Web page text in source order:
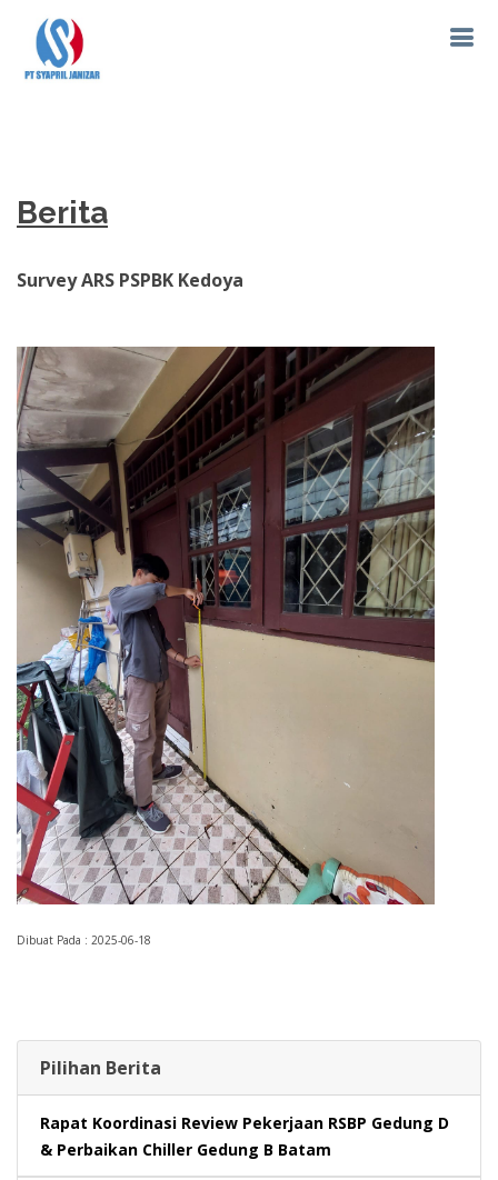
Berita
Survey ARS PSPBK Kedoya
Dibuat Pada : 2025-06-18
Pilihan Berita
Rapat Koordinasi Review Pekerjaan RSBP Gedung D
& Perbaikan Chiller Gedung B Batam